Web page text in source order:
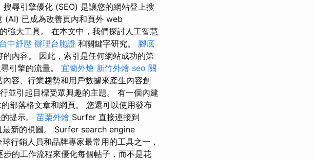
尋引擎優化 (SEO) 是讓您的網站登上搜
(AI) 已成為改善頁內和頁外 web
的強大工具。 在本文中，我們探討人工智慧
台中舒壓 辦理台胞證 和關鍵字研究。 腳底
內容。 因此，索引是任何網站成功的第
引擎的流量。 宜蘭外燴 新竹外燴 seo 關
容、行業趨勢和用戶數據來產生內容創
並引起目標受眾興趣的主題。 有一個內建
部落格文章和網頁。 您還可以使用發布
提示。 苗栗外燴 Surfer 直接連接到
新的視圖。 Surfer search engine
球行銷人員和品牌專家最常用的工具之一，
的工作流程來優化每個帖子，而不是花